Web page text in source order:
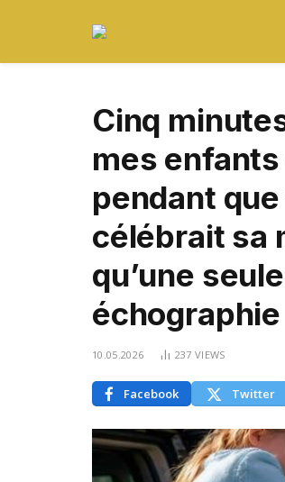
Cinq
mes
pendant
célébrait sa
qu’une
10.05.2026 237 VIEWS
Facebook Twitter